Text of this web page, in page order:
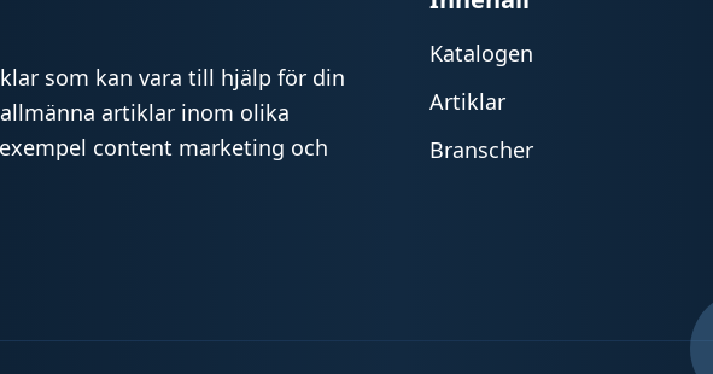
som kan vara till hjälp för din
artiklar inom olika
content marketing och
Katalogen
Artiklar
Branscher